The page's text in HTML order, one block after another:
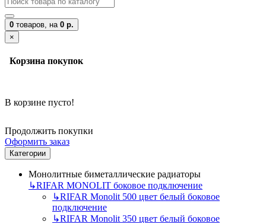
0 товаров, на 0 р.
×
Корзина покупок
В корзине пусто!
Продолжить покупки
Оформить заказ
Категории
Монолитные биметаллические радиаторы
↳RIFAR MONOLIT боковое подключение
↳RIFAR Monolit 500 цвет белый боковое
подключение
↳RIFAR Monolit 350 цвет белый боковое